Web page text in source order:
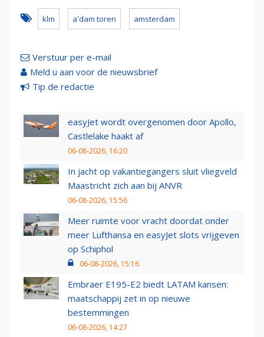
klm a'dam toren amsterdam
Verstuur per e-mail
Meld u aan voor de nieuwsbrief
Tip de redactie
easyJet wordt overgenomen door Apollo,
Castlelake haakt af
06-08-2026, 16:20
In jacht op vakantiegangers sluit vliegveld
Maastricht zich aan bij ANVR
06-08-2026, 15:56
Meer ruimte voor vracht doordat onder
meer Lufthansa en easyJet slots vrijgeven
op Schiphol
06-08-2026, 15:16
Embraer E195-E2 biedt LATAM kansen:
maatschappij zet in op nieuwe
bestemmingen
06-08-2026, 14:27